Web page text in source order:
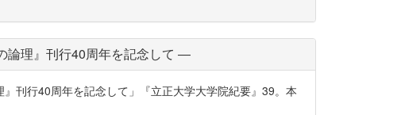
論理』刊行40周年を記念して ―
刊行40周年を記念して」『立正大学大学院紀要』39。本